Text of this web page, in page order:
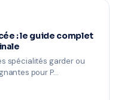
: le guide complet
spécialités garder ou
pour P…